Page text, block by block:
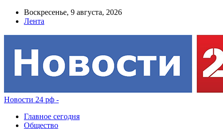
Воскресенье, 9 августа, 2026
Лента
Новости 24 рф -
Главное сегодня
Общество